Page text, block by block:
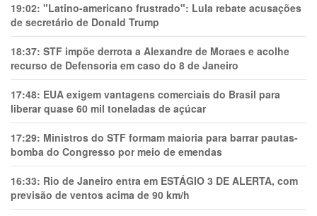
19:02: "Latino-americano frustrado": Lula rebate acusações
de secretário de Donald Trump
18:37: STF impõe derrota a Alexandre de Moraes e acolhe
recurso de Defensoria em caso do 8 de Janeiro
17:48: EUA exigem vantagens comerciais do Brasil para
liberar quase 60 mil toneladas de açúcar
17:29: Ministros do STF formam maioria para barrar pautas-
bomba do Congresso por meio de emendas
16:33: Rio de Janeiro entra em ESTÁGIO 3 DE ALERTA, com
previsão de ventos acima de 90 km/h